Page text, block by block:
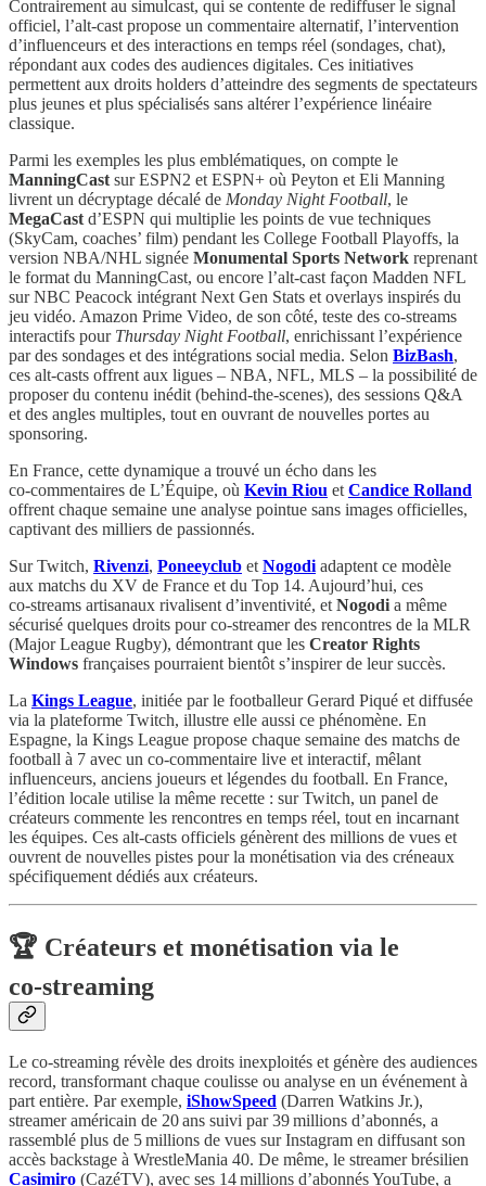
Contrairement au simulcast, qui se contente de rediffuser le signal
officiel, l’alt‑cast propose un commentaire alternatif, l’intervention
d’influenceurs et des interactions en temps réel (sondages, chat),
répondant aux codes des audiences digitales. Ces initiatives
permettent aux droits holders d’atteindre des segments de spectateurs
plus jeunes et plus spécialisés sans altérer l’expérience linéaire
classique.
Parmi les exemples les plus emblématiques, on compte le
ManningCast sur ESPN2 et ESPN+ où Peyton et Eli Manning
livrent un décryptage décalé de Monday Night Football, le
MegaCast d’ESPN qui multiplie les points de vue techniques
(SkyCam, coaches’ film) pendant les College Football Playoffs, la
version NBA/NHL signée Monumental Sports Network reprenant
le format du ManningCast, ou encore l’alt‑cast façon Madden NFL
sur NBC Peacock intégrant Next Gen Stats et overlays inspirés du
jeu vidéo. Amazon Prime Video, de son côté, teste des co‑streams
interactifs pour Thursday Night Football, enrichissant l’expérience
par des sondages et des intégrations social media. Selon BizBash,
ces alt‑casts offrent aux ligues – NBA, NFL, MLS – la possibilité de
proposer du contenu inédit (behind-the-scenes), des sessions Q&A
et des angles multiples, tout en ouvrant de nouvelles portes au
sponsoring.
En France, cette dynamique a trouvé un écho dans les
co‑commentaires de L’Équipe, où Kevin Riou et Candice Rolland
offrent chaque semaine une analyse pointue sans images officielles,
captivant des milliers de passionnés.
Sur Twitch, Rivenzi, Poneeyclub et Nogodi adaptent ce modèle
aux matchs du XV de France et du Top 14. Aujourd’hui, ces
co‑streams artisanaux rivalisent d’inventivité, et Nogodi a même
sécurisé quelques droits pour co‑streamer des rencontres de la MLR
(Major League Rugby), démontrant que les Creator Rights
Windows françaises pourraient bientôt s’inspirer de leur succès.
La Kings League, initiée par le footballeur Gerard Piqué et diffusée
via la plateforme Twitch, illustre elle aussi ce phénomène. En
Espagne, la Kings League propose chaque semaine des matchs de
football à 7 avec un co-commentaire live et interactif, mêlant
influenceurs, anciens joueurs et légendes du football. En France,
l’édition locale utilise la même recette : sur Twitch, un panel de
créateurs commente les rencontres en temps réel, tout en incarnant
les équipes. Ces alt-casts officiels génèrent des millions de vues et
ouvrent de nouvelles pistes pour la monétisation via des créneaux
spécifiquement dédiés aux créateurs.
🏆 Créateurs et monétisation via le
co‑streaming
Le co‑streaming révèle des droits inexploités et génère des audiences
record, transformant chaque coulisse ou analyse en un événement à
part entière. Par exemple, iShowSpeed (Darren Watkins Jr.),
streamer américain de 20 ans suivi par 39 millions d’abonnés, a
rassemblé plus de 5 millions de vues sur Instagram en diffusant son
accès backstage à WrestleMania 40. De même, le streamer brésilien
Casimiro (CazéTV), avec ses 14 millions d’abonnés YouTube, a